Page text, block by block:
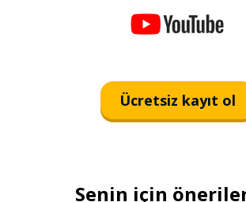
Ücretsiz kayıt ol
Senin için